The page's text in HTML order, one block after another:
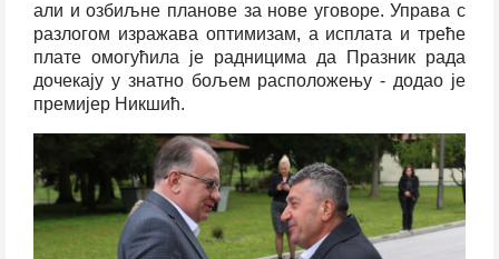
али и озбиљне планове за нове уговоре. Управа с
разлогом изражава оптимизам, а исплата и треће
плате омогућила је радницима да Празник рада
дочекају у знатно бољем расположењу - додао је
премијер Никшић.